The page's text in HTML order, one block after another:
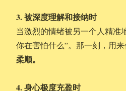
3. 被深度理解和接纳时
当激烈的情绪被另一个人精
你在害怕什么”。那一刻，用
柔顺。
4. 身心极度充盈时